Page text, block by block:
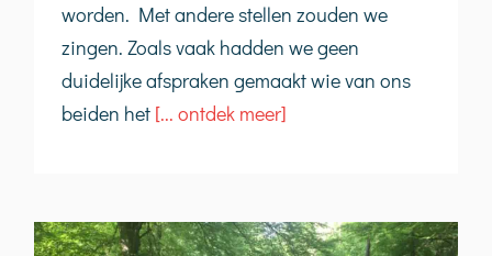
worden. Met andere stellen zouden we
zingen. Zoals vaak hadden we geen
duidelijke afspraken gemaakt wie van ons
beiden het [... ontdek meer]